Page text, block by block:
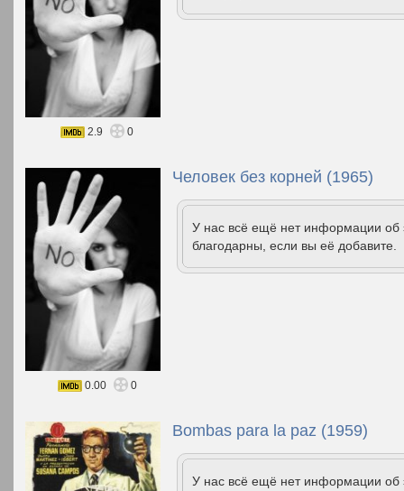
2.9 0
Человек без корней (1965)
У нас всё ещё нет информации
благодарны, если вы её добавите.
0.00 0
Bombas para la paz (1959)
У нас всё ещё нет информации